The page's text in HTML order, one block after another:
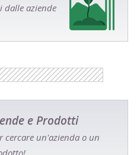
dalle aziende
e Prodotti
cercare un'azienda o un